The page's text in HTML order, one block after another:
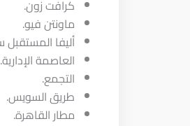
كرافت زون.
ماونتن فيو.
أليفا المستقبل
العاصمة الإدارية.
التجمع.
طريق السويس.
مطار القاهرة.